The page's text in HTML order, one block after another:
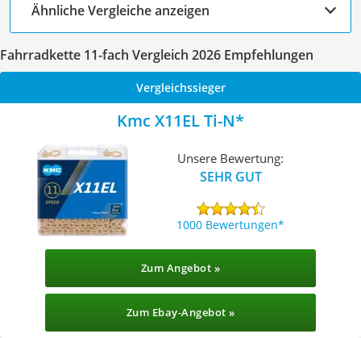
Ähnliche Vergleiche anzeigen
Fahrradkette 11-fach Vergleich 2026 Empfehlungen
Vergleichssieger
Kmc X11EL Ti-N
Unsere Bewertung:
SEHR GUT
1000 Bewertungen
Zum Angebot »
Zum Ebay-Angebot »